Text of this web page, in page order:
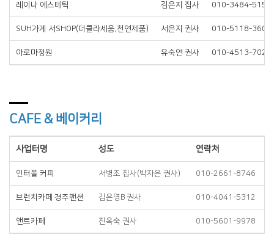
레이나 에스테틱 김은지 집사 010-3484-5158
SUH가게 서SHOP(더클라세움,천연제품) 서은지 권사 010-5118-3601
아로마정원 유숙연 권사 010-4513-7020
CAFE & 베이커리
사업터명 성도 연락처
인터폴 커피 서병조 집사(박자은 권사) 010-2661-8746
브런치카페 경주맨션 김은영B 권사 010-4041-5312
앤트카페 진옥숙 권사 010-5601-9978